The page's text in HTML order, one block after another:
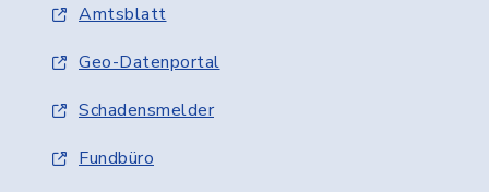
Amtsblatt
Geo-Datenportal
Schadensmelder
Fundbüro